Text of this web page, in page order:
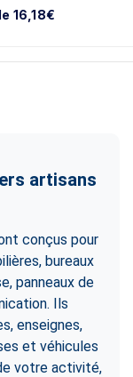
16,18€
artisans
conçus pour
bureaux
panneaux de
Ils
enseignes,
et véhicules
votre activité,